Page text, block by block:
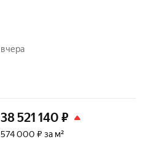
вчера
38 521 140 ₽
574 000 ₽ за м²